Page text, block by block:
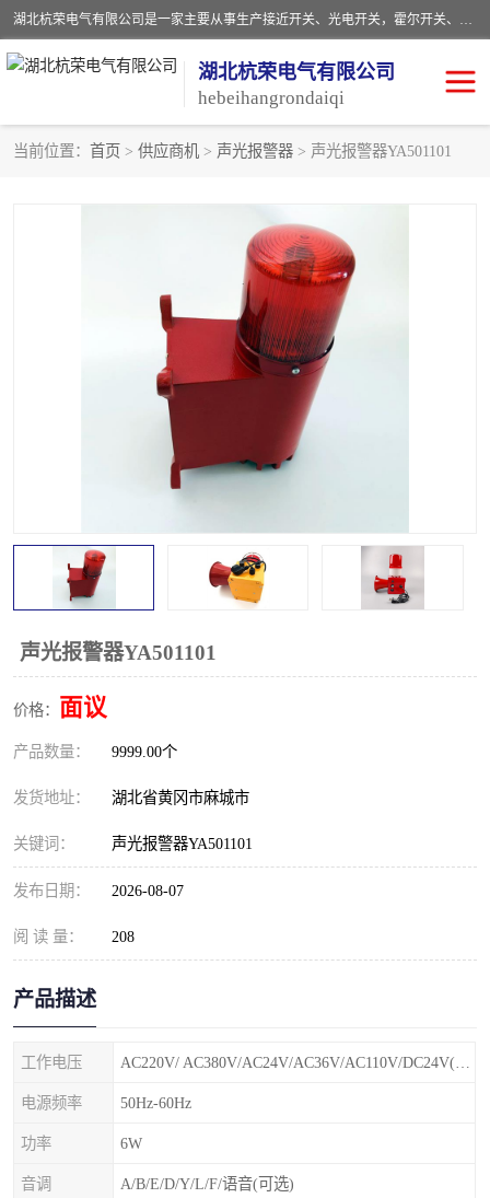
湖北杭荣电气有限公司是一家主要从事生产接近开关、光电开关，霍尔开关、两级跑偏开关、双向拉绳开关、速度监测器、皮带打滑开关、阻旋式料位开关、皮带纵向撕裂开关、溜槽堵塞开关、声光报警器、矿用磁性井筒开关等，主营行业：电气设备、仪器仪表制造, 高低压电器，成套电气设备，矿用防爆机电设备，皮带机综合保护系统，防爆电器，传感器，工矿配件，电器配件，自动化工业机器人的研发，制造，加工销售。
湖北杭荣电气有限公司
hebeihangrondaiqi
当前位置： 首页 > 供应商机 > 声光报警器 > 声光报警器YA501101
声光报警器YA501101
价格： 面议
产品数量： 9999.00个
发货地址： 湖北省黄冈市麻城市
关键词： 声光报警器YA501101
发布日期： 2026-08-07
阅 读 量： 208
产品描述
工作电压
电源频率 50Hz-60Hz
功率 6W
音调 A/B/E/D/Y/L/F/语音(可选)
浮球开关
声光报警器
滑线指示灯
光电开关
拉绳开关
撕裂开关
限位开关 速度检测器
速度传感器